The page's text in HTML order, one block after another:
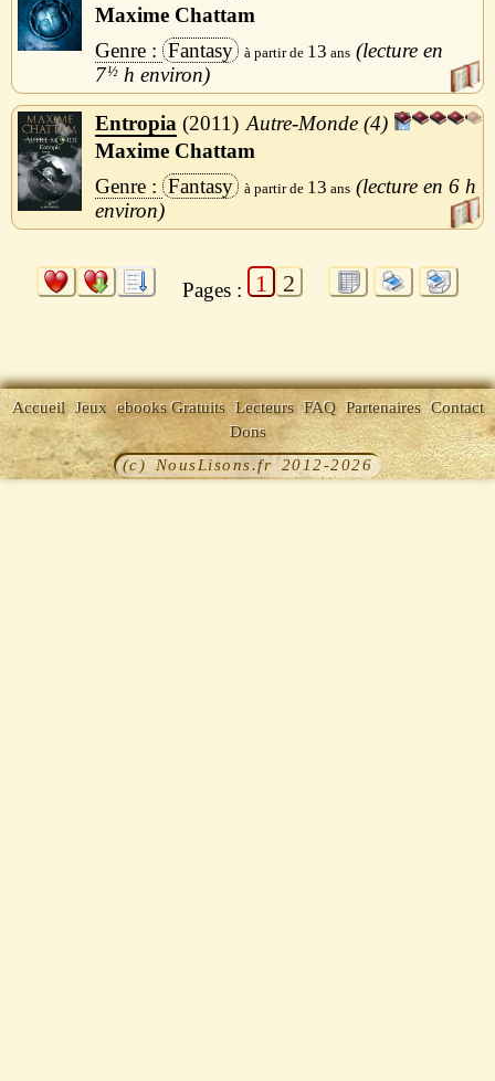
Maxime Chattam
Fantasy
13
7½ h
Entropia 2011
Autre-Monde (4)
Maxime Chattam
Fantasy
13 6 h
Pages : 1 2
Accueil Jeux ebooks Gratuits Lecteurs FAQ Partenaires Contact
Dons
(c) NousLisons.fr 2012-2026